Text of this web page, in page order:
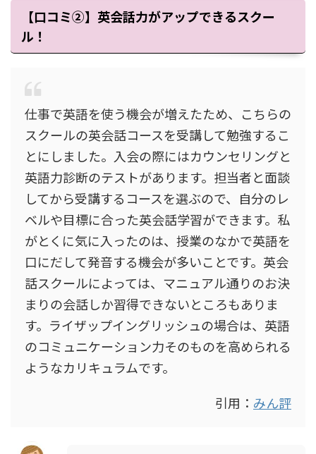
【口コミ②】英会話力がアップできるスクー
ル！
仕事で英語を使う機会が増えたため、こちらの
スクールの英会話コースを受講して勉強するこ
とにしました。入会の際にはカウンセリングと
英語力診断のテストがあります。担当者と面談
してから受講するコースを選ぶので、自分のレ
ベルや目標に合った英会話学習ができます。私
がとくに気に入ったのは、授業のなかで英語を
口にだして発音する機会が多いことです。英会
話スクールによっては、マニュアル通りのお決
まりの会話しか習得できないところもありま
す。ライザップイングリッシュの場合は、英語
のコミュニケーション力そのものを高められる
ようなカリキュラムです。
引用： みん評